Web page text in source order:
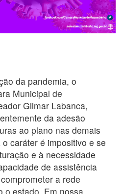
da pandemia, o
Municipal de
Gilmar Labanca,
da adesão
ao plano nas demais
caráter é impositivo e se
e à necessidade
de assistência
a rede
o estado. Em nossa